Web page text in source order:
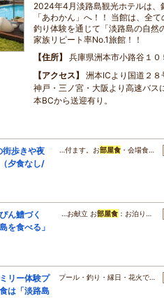
2024年4月淡路島観光ホテルは、
「あわかん」へ！！ 当館は、全
釣り体験を通じて「淡路島の自然
家族リピート率No.1旅館！！
住所
兵庫県洲本市小路谷１０
アクセス
洲本ICより国道２
神戸・三ノ宮・大阪より高速バス
本BCから送迎有り。
街歩きや夜
夕食なし/
…付ます。お部屋食 ・会場食…
ん鱧づく
を食べる」
…お献立 お部屋食 ：お泊り…
リー体験プ
は「淡路島
プール・釣り・縁日・花火で…